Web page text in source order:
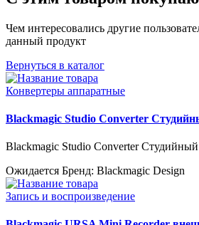
Чем интересовались другие
данный продукт
Вернуться в каталог
Конвертеры аппаратные
Blackmagic Studio Converter
Blackmagic Studio Converter Студийный
Ожидается Бренд: Blackmagic Design
Запись и воспроизведение